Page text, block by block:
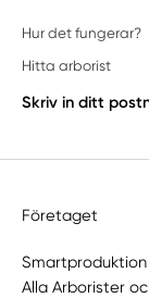
Hur det fungerar?
Hitta arborist
Skriv in ditt
Företaget
Alla Arborister